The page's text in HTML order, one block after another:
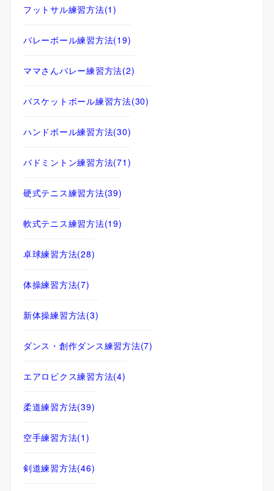
フットサル練習方法(1)
バレーボール練習方法(19)
ママさんバレー練習方法(2)
バスケットボール練習方法(30)
ハンドボール練習方法(30)
バドミントン練習方法(71)
硬式テニス練習方法(39)
軟式テニス練習方法(19)
卓球練習方法(28)
体操練習方法(7)
新体操練習方法(3)
ダンス・創作ダンス練習方法(7)
エアロビクス練習方法(4)
柔道練習方法(39)
空手練習方法(1)
剣道練習方法(46)